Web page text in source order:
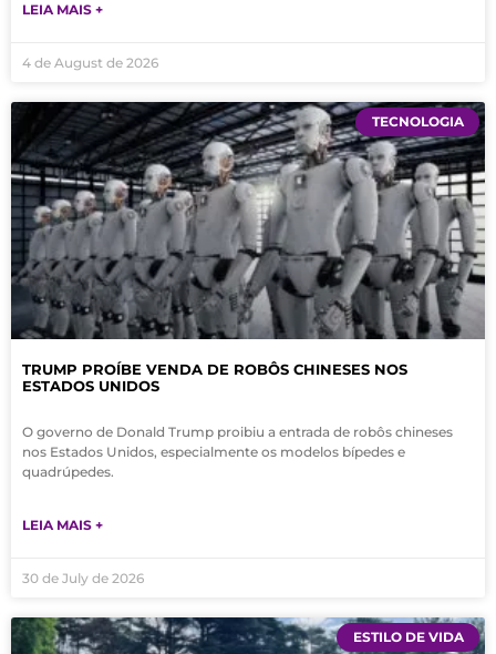
LEIA MAIS +
4 de August de 2026
TECNOLOGIA
TRUMP PROÍBE VENDA DE ROBÔS CHINESES NOS
ESTADOS UNIDOS
O governo de Donald Trump proibiu a entrada de robôs chineses
nos Estados Unidos, especialmente os modelos bípedes e
quadrúpedes.
LEIA MAIS +
30 de July de 2026
ESTILO DE VIDA